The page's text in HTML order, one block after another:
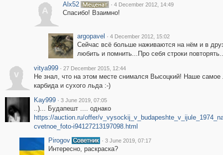
A
Alx52 · 4 December 2012, 14:49
Спасибо! Взаимно!
argopavel · 4 December 2012, 15:02
Сейчас всё больше наживаются на нём и в
любить и помнить...Про себя строки
v
vitya999 · 27 December 2015, 12:44
Не знал, что на этом месте снимался Высоцкий! Наше
карбида и сухого льда :-)
Kay999 · 3 June 2019, 07:05
..)... Будапешт .... однако
https://auction.ru/offer/
cvetnoe_foto-i94127213197098.html
Pirogov
· 3 June 2019, 07:17
Интересно, раскраска?